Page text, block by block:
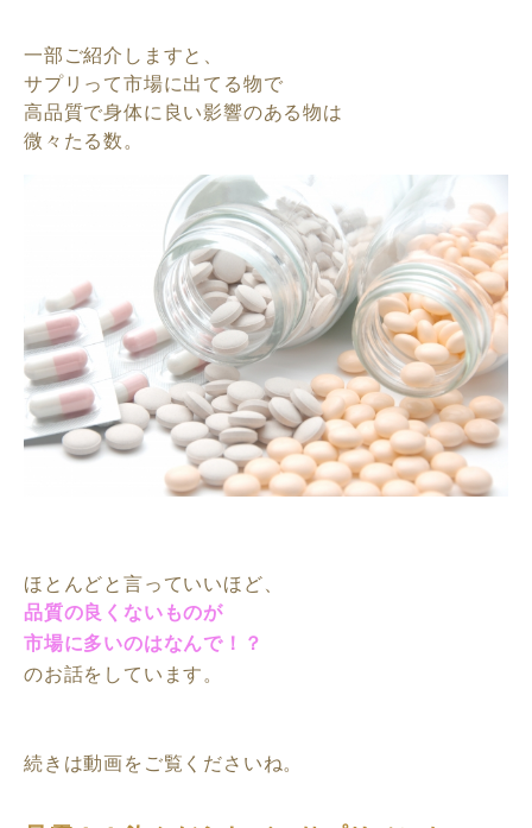
一部ご紹介しますと、
サプリって市場に出てる物で
高品質で身体に良い影響のある物は
微々たる数。
ほとんどと言っていいほど、
品質の良くないものが
市場に多いのはなんで！？
のお話をしています。
続きは動画をご覧くださいね。